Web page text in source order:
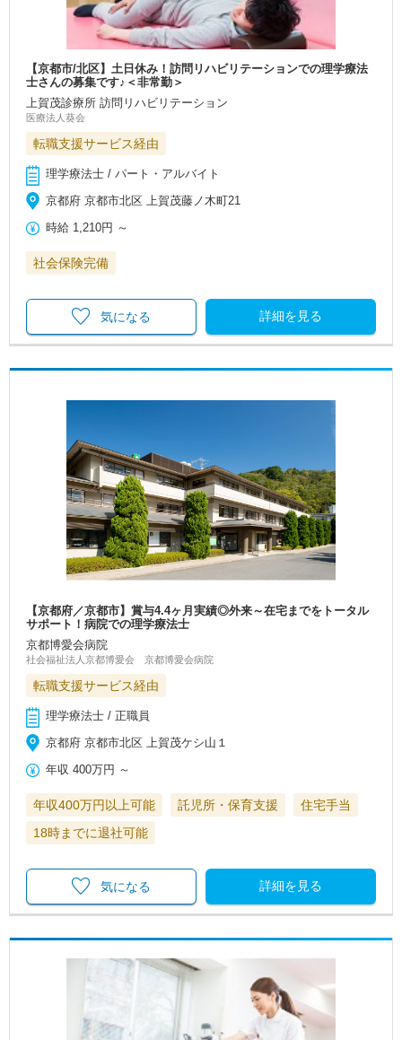
【京都市/北区】土日休み！訪問リハビリテーションでの理学療法
士さんの募集です♪＜非常勤＞
上賀茂診療所 訪問リハビリテーション
医療法人葵会
転職支援サービス経由
理学療法士 / パート・アルバイト
京都府 京都市北区 上賀茂藤ノ木町21
時給 1,210円 ～
社会保険完備
詳細を見る
気になる
【京都府／京都市】賞与4.4ヶ月実績◎外来～在宅までをトータル
サポート！病院での理学療法士
京都博愛会病院
社会福祉法人京都博愛会 京都博愛会病院
転職支援サービス経由
理学療法士 / 正職員
京都府 京都市北区 上賀茂ケシ山１
年収 400万円 ～
年収400万円以上可能 託児所・保育支援
住宅手当
18時までに退社可能
詳細を見る
気になる